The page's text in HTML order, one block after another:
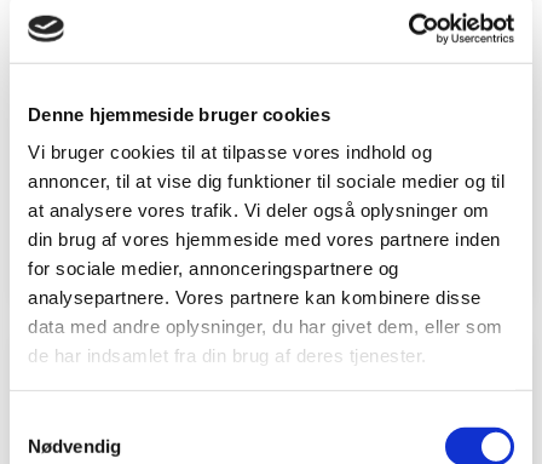
Denne hjemmeside bruger cookies
Vi bruger cookies til at tilpasse vores indhold og
annoncer, til at vise dig funktioner til sociale medier og til
at analysere vores trafik. Vi deler også oplysninger om
din brug af vores hjemmeside med vores partnere inden
for sociale medier, annonceringspartnere og
analysepartnere. Vores partnere kan kombinere disse
data med andre oplysninger, du har givet dem, eller som
de har indsamlet fra din brug af deres tjenester.
Nødvendig
Central beliggenhed
Høj faglighed & etik
Fysioterapeuter og andet autoriseret
personale
Grundig vejledning
mv.?